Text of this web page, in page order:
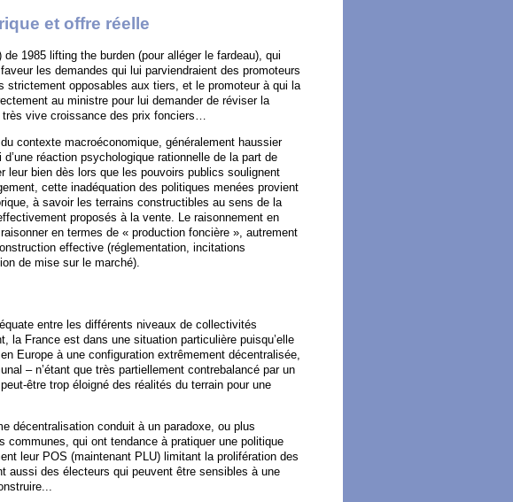
et offre réelle
1985 lifting the burden (pour alléger le fardeau), qui
les demandes qui lui parviendraient des promoteurs
strictement opposables aux tiers, et le promoteur à qui la
au ministre pour lui demander de réviser la
vive croissance des prix fonciers…
contexte macroéconomique, généralement haussier
réaction psychologique rationnelle de la part de
leur bien dès lors que les pouvoirs publics soulignent
cette inadéquation des politiques menées provient
à savoir les terrains constructibles au sens de la
proposés à la vente. Le raisonnement en
en termes de « production foncière », autrement
effective (réglementation, incitations
de mise sur le marché).
entre les différents niveaux de collectivités
la France est dans une situation particulière puisqu’elle
Europe à une configuration extrêmement décentralisée,
– n’étant que très partiellement contrebalancé par un
être trop éloigné des réalités du terrain pour une
décentralisation conduit à un paradoxe, ou plus
qui ont tendance à pratiquer une politique
leur POS (maintenant PLU) limitant la prolifération des
aussi des électeurs qui peuvent être sensibles à une